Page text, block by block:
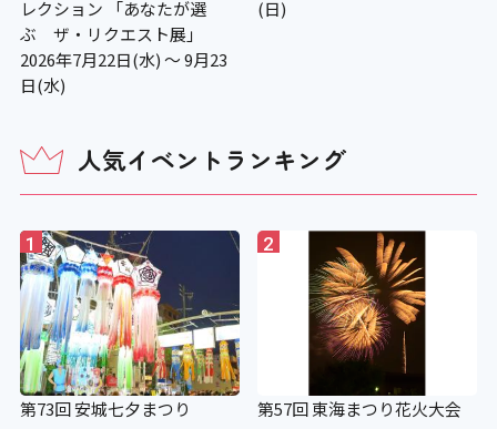
レクション 「あなたが選
ぶ ザ・リクエスト展」
2026年7月22日(水) ～ 9月23
日(水)
(日)
人気イベントランキング
1
第73回 安城七夕まつり
2
第57回 東海まつり花火大会